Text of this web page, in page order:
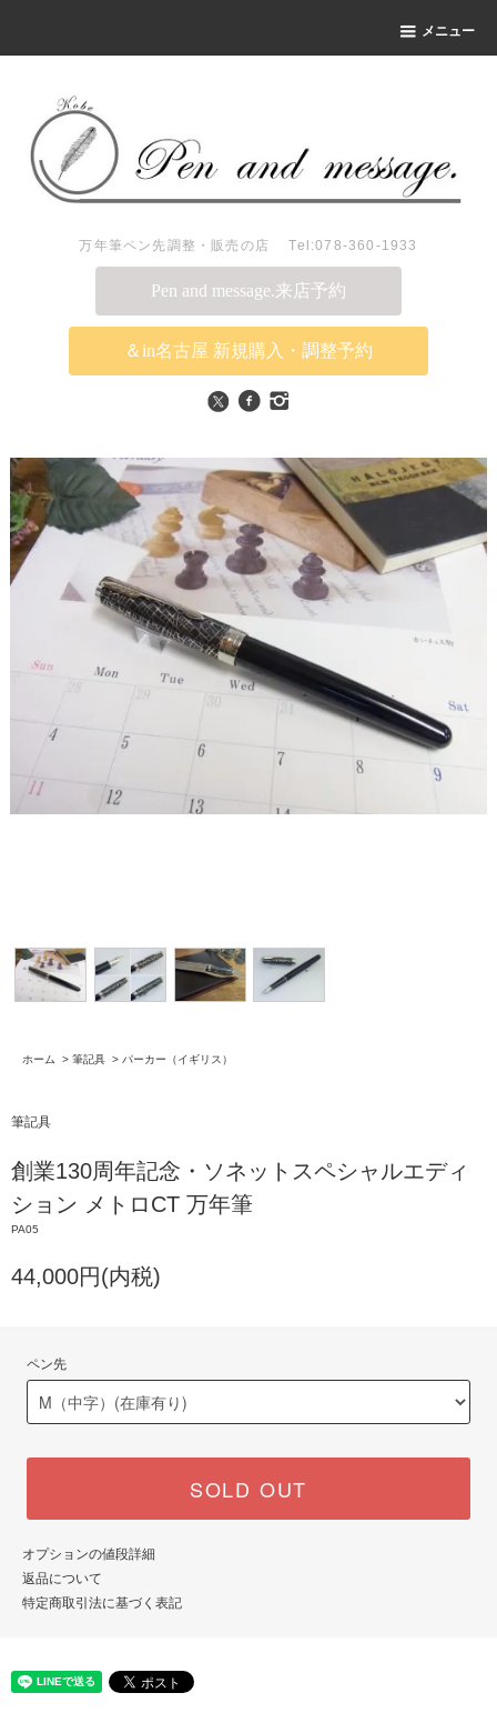
メニュー
万年筆ペン先調整・販売の店 Tel:078-360-1933
Pen and message.来店予約
＆in名古屋 新規購入・調整予約
ホーム > 筆記具 > パーカー（イギリス）
筆記具
創業130周年記念・ソネットスペシャルエディ
ション メトロCT 万年筆
PA05
44,000円(内税)
ペン先
SOLD OUT
オプションの値段詳細
返品について
特定商取引法に基づく表記